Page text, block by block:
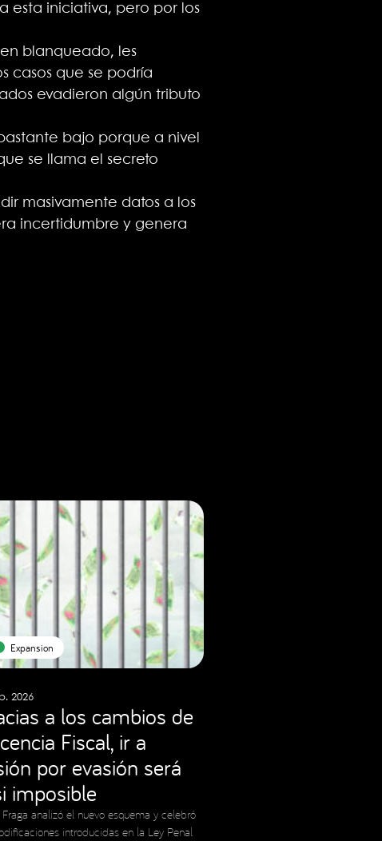
esta iniciativa, pero por los
blanqueado, les
casos que se podría
evadieron algún tributo
bajo porque a nivel
se llama el secreto
masivamente datos a los
incertidumbre y genera
Expansion
2026
a los cambios de
Fiscal, ir a
por evasión será
imposible
Fraga analizó el nuevo esquema y celebró
introducidas en la Ley Penal